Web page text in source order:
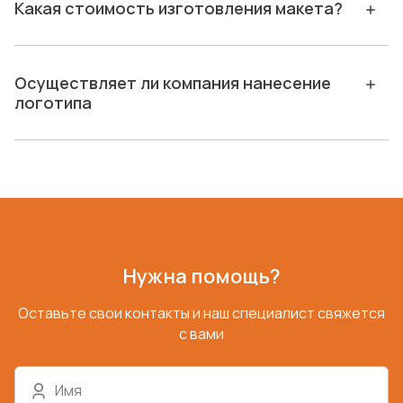
Какая стоимость изготовления макета?
Осуществляет ли компания нанесение
логотипа
Нужна помощь?
Оставьте свои контакты и наш специалист свяжется
с вами
Имя